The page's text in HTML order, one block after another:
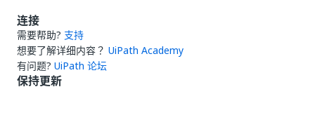
连接
需要帮助? 支持
想要了解详细内容？ UiPath Academy
有问题? UiPath 论坛
保持更新